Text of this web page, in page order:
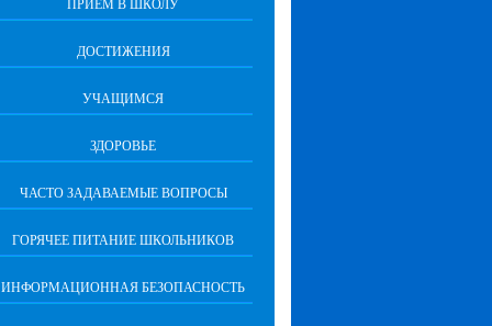
ПРИЕМ В ШКОЛУ
ДОСТИЖЕНИЯ
УЧАЩИМСЯ
ЗДОРОВЬЕ
ЧАСТО ЗАДАВАЕМЫЕ ВОПРОСЫ
ГОРЯЧЕЕ ПИТАНИЕ ШКОЛЬНИКОВ
ИНФОРМАЦИОННАЯ БЕЗОПАСНОCТЬ